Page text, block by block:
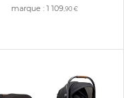
marque :1 109,90 €